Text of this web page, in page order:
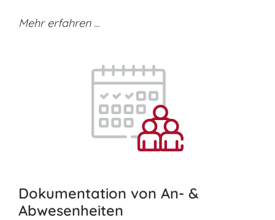
Mehr erfahren ...
Dokumentation von An- &
Abwesenheiten